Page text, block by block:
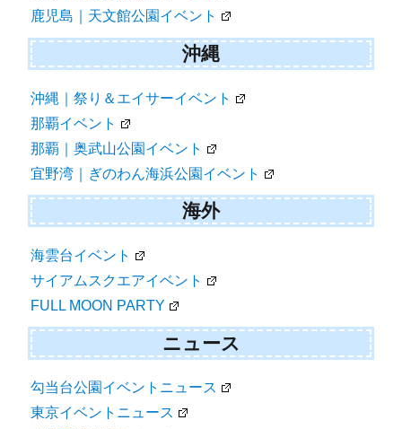
鹿児島｜天文館公園イベント
沖縄
沖縄｜祭り＆エイサーイベント
那覇イベント
那覇｜奥武山公園イベント
宜野湾｜ぎのわん海浜公園イベント
海外
海雲台イベント
サイアムスクエアイベント
FULL MOON PARTY
ニュース
勾当台公園イベントニュース
東京イベントニュース